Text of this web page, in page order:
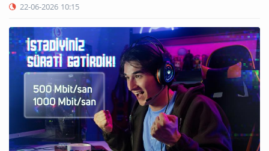
22-06-2026 10:15